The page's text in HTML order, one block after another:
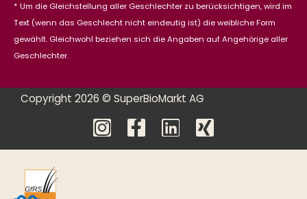
* Um die Gleichstellung aller Geschlechter zu berücksichtigen, wird im
Text (wenn das Geschlecht nicht eindeutig ist) die weibliche Form
gewählt. Gleichwohl beziehen sich die Angaben auf Angehörige aller
Geschlechter.
Copyright 2026 © SuperBioMarkt AG